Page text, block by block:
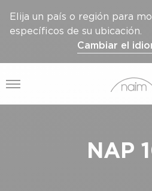
Elija un país o región para
específicos de su ubicación.
Cambiar el
Abrir el menú
NAP